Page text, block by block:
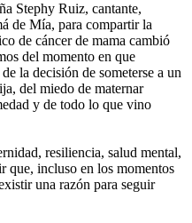
Stephy Ruiz, cantante,
de Mía, para compartir la
de cáncer de mama cambió
del momento en que
la decisión de someterse a un
del miedo de maternar
y de todo lo que vino
resiliencia, salud mental,
que, incluso en los momentos
una razón para seguir